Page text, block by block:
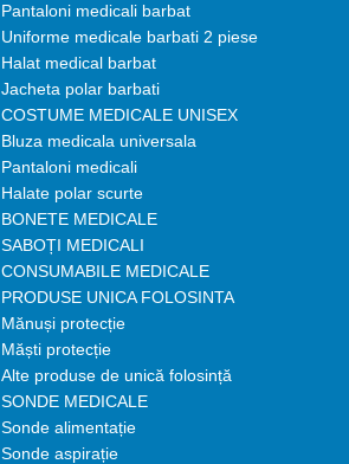
Pantaloni medicali barbat
Uniforme medicale barbati 2 piese
Halat medical barbat
Jacheta polar barbati
COSTUME MEDICALE UNISEX
Bluza medicala universala
Pantaloni medicali
Halate polar scurte
BONETE MEDICALE
SABOȚI MEDICALI
CONSUMABILE MEDICALE
PRODUSE UNICA FOLOSINTA
Mănuși protecție
Măști protecție
Alte produse de unică folosință
SONDE MEDICALE
Sonde alimentație
Sonde aspirație